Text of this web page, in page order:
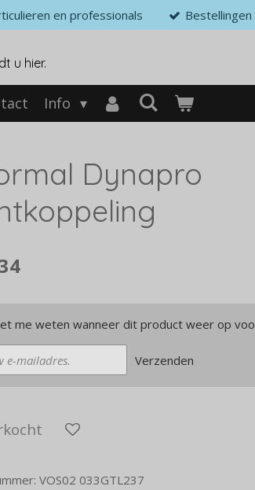
en professionals
u hier.
Info
Dynapro
me weten wanneer dit product weer op
Verzenden
VOS02 033GTL237